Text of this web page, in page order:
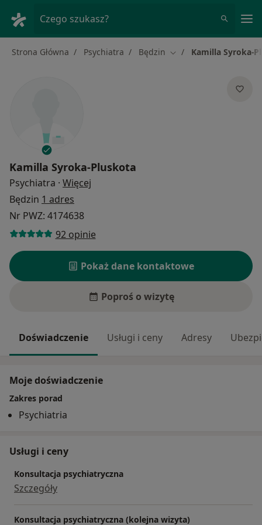
Czego szukasz?
Strona Główna Psychiatra Będzin Zmień miasto
Kamilla Syroka-
Kamilla Syroka-Pluskota
Psychiatra · Więcej
Będzin 1 adres
Nr PWZ: 4174638
92 opinie
Pokaż dane kontaktowe
Poproś o wizytę
Doświadczenie Usługi i ceny Adresy
Moje doświadczenie
Zakres porad
Psychiatria
Usługi i ceny
Konsultacja psychiatryczna
Szczegóły
Konsultacja psychiatryczna (kolejna wizyta)